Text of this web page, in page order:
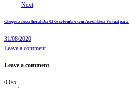
Next
Chegou a nossa hora! Dia 03 de setembro tem Assembleia Virtual
31/08/2020
Leave a comment
Leave a comment
0.0/5